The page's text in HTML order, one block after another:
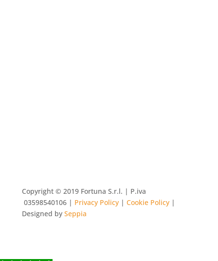
Copyright © 2019 Fortuna S.r.l. | P.iva
03598540106 | Privacy Policy| Cookie Policy|
Designed by Seppia